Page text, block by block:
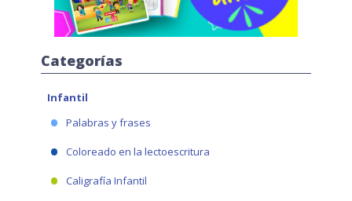
Categorías
Infantil
Palabras y frases
Coloreado en la lectoescritura
Caligrafía Infantil